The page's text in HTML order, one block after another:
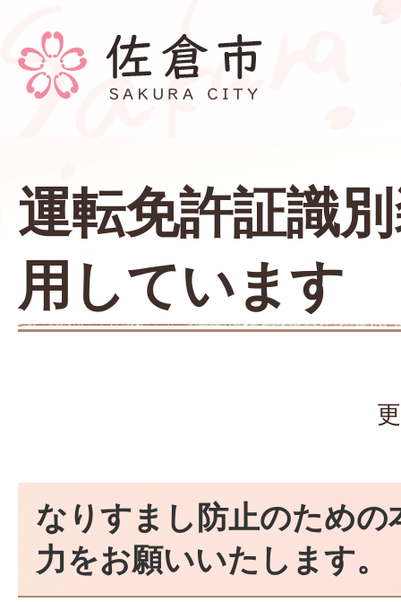
運転免許証識
用しています
なりすまし防止のための
力をお願いいたします。